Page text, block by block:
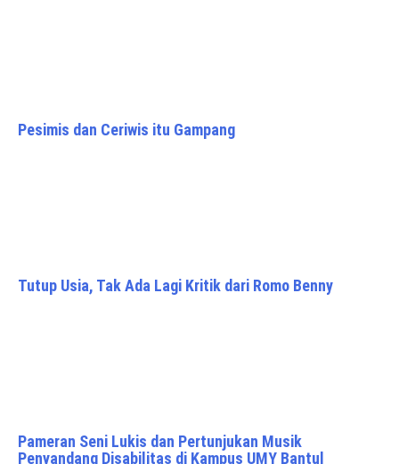
Pesimis dan Ceriwis itu Gampang
Tutup Usia, Tak Ada Lagi Kritik dari Romo Benny
Pameran Seni Lukis dan Pertunjukan Musik
Penyandang Disabilitas di Kampus UMY Bantul